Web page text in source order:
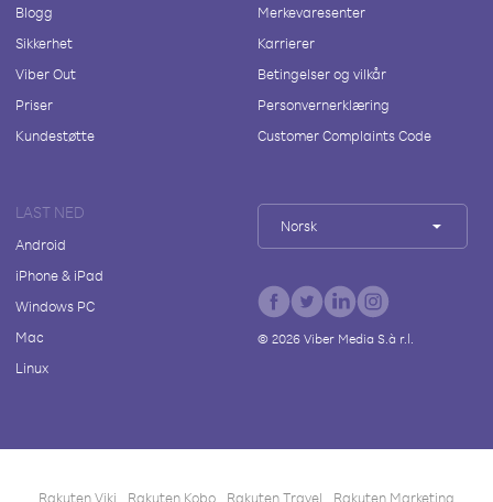
Blogg
Sikkerhet
Viber Out
Priser
Kundestøtte
Merkevaresenter
Karrierer
Betingelser og vilkår
Personvernerklæring
Customer Complaints Code
LAST NED
Android
iPhone & iPad
Windows PC
Mac
Linux
Norsk
© 2026Viber Media S.à r.l.
Rakuten Viki Rakuten Kobo Rakuten Travel Rakuten Marketing